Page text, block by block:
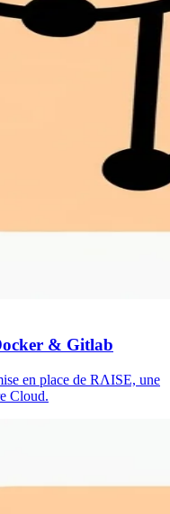
& Gitlab
en place de RΛISE, une
Cloud.